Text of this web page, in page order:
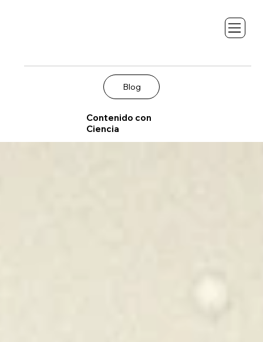
Blog
Contenido con
Ciencia